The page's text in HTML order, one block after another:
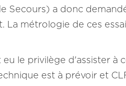
Secours) a donc
La métrologie de ces
le privilège d'assister à
est à prévoir et